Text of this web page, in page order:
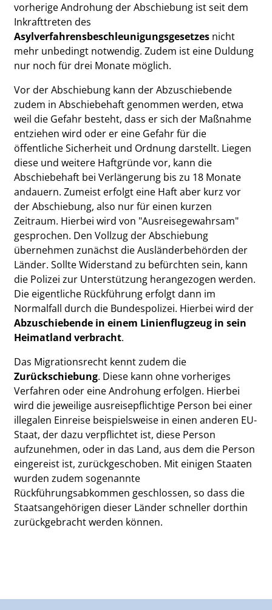
vorherige Androhung der Abschiebung ist seit dem
Inkrafttreten des
Asylverfahrensbeschleunigungsgesetzes nicht
mehr unbedingt notwendig. Zudem ist eine Duldung
nur noch für drei Monate möglich.
Vor der Abschiebung kann der Abzuschiebende
zudem in Abschiebehaft genommen werden, etwa
weil die Gefahr besteht, dass er sich der Maßnahme
entziehen wird oder er eine Gefahr für die
öffentliche Sicherheit und Ordnung darstellt. Liegen
diese und weitere Haftgründe vor, kann die
Abschiebehaft bei Verlängerung bis zu 18 Monate
andauern. Zumeist erfolgt eine Haft aber kurz vor
der Abschiebung, also nur für einen kurzen
Zeitraum. Hierbei wird von "Ausreisegewahrsam"
gesprochen. Den Vollzug der Abschiebung
übernehmen zunächst die Ausländerbehörden der
Länder. Sollte Widerstand zu befürchten sein, kann
die Polizei zur Unterstützung herangezogen werden.
Die eigentliche Rückführung erfolgt dann im
Normalfall durch die Bundespolizei. Hierbei wird der
Abzuschiebende in einem Linienflugzeug in sein
Heimatland verbracht.
Das Migrationsrecht kennt zudem die
Zurückschiebung. Diese kann ohne vorheriges
Verfahren oder eine Androhung erfolgen. Hierbei
wird die jeweilige ausreisepflichtige Person bei einer
illegalen Einreise beispielsweise in einen anderen EU-
Staat, der dazu verpflichtet ist, diese Person
aufzunehmen, oder in das Land, aus dem die Person
eingereist ist, zurückgeschoben. Mit einigen Staaten
wurden zudem sogenannte
Rückführungsabkommen geschlossen, so dass die
Staatsangehörigen dieser Länder schneller dorthin
zurückgebracht werden können.